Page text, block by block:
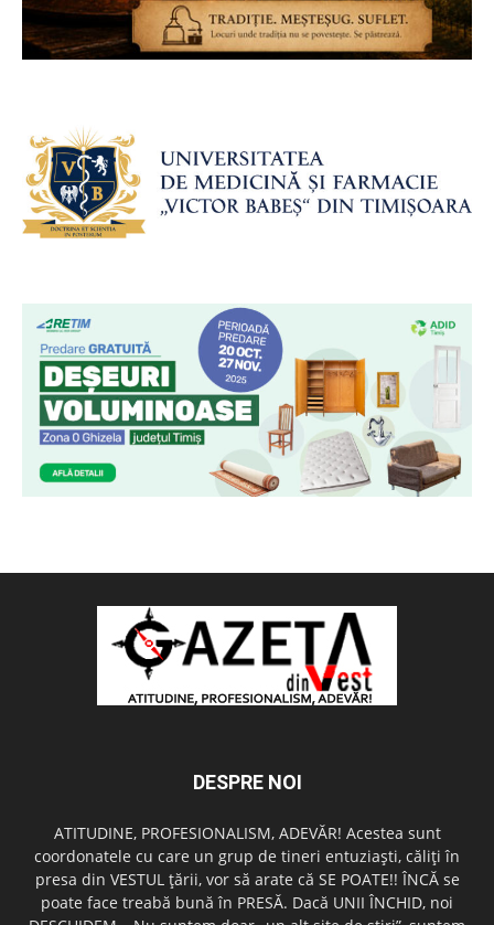
DESPRE NOI
ATITUDINE, PROFESIONALISM, ADEVĂR! Acestea sunt
coordonatele cu care un grup de tineri entuziaşti, căliţi în
presa din VESTUL ţării, vor să arate că SE POATE!! ÎNCĂ se
poate face treabă bună în PRESĂ. Dacă UNII ÎNCHID, noi